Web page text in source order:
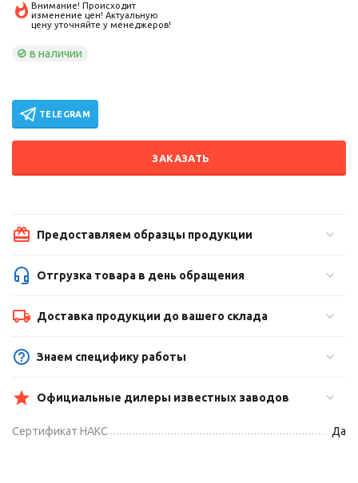
Внимание! Происходит
изменение цен! Актуальную
цену уточняйте у менеджеров!
в наличии
TELEGRAM
ЗАКАЗАТЬ
Предоставляем образцы продукции
Отгрузка товара в день обращения
Доставка продукции до вашего склада
Знаем специфику работы
Официальные дилеры известных заводов
Сертификат НАКС Да